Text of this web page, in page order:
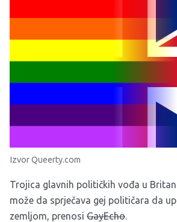
Izvor Queerty.com
Trojica glavnih političkih vođa u
može da sprječava gej političara da
zemljom, prenosi GayEcho